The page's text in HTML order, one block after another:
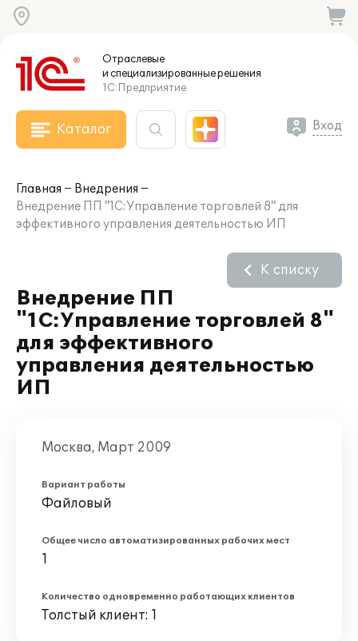
Отраслевые
и специализированныерешения
1С:Предприятие
Каталог Вход
Главная
Внедрения
Внедрение ПП "1С:Управление торговлей 8" для
эффективного управления деятельностью ИП
Внедрение ПП
"1С:Управление торговлей 8"
для эффективного
управления деятельностью
ИП
К списку
Москва, Март 2009
Вариант работы
Файловый
Общее число автоматизированных рабочих мест
1
Количество одновременно работающих клиентов
Толстый клиент: 1